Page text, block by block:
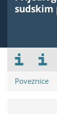
sudskim
Poveznice